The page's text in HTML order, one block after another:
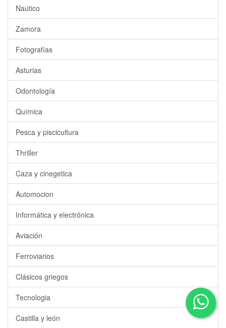
Naútico
Zamora
Fotografías
Asturias
Odontología
Química
Pesca y piscicultura
Thriller
Caza y cinegetica
Automocion
Informática y electrónica
Aviación
Ferroviarios
Clásicos griegos
Tecnologia
Castilla y león